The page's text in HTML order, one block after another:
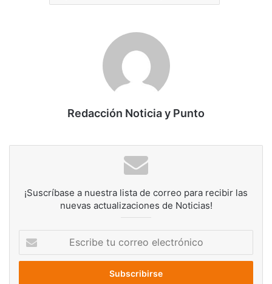
Redacción Noticia y Punto
¡Suscríbase a nuestra lista de correo para recibir las
nuevas actualizaciones de Noticias!
correo